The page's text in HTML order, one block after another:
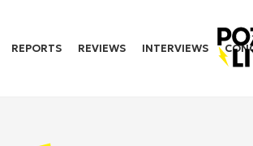
REPORTS REVIEWS INTERVIEWS